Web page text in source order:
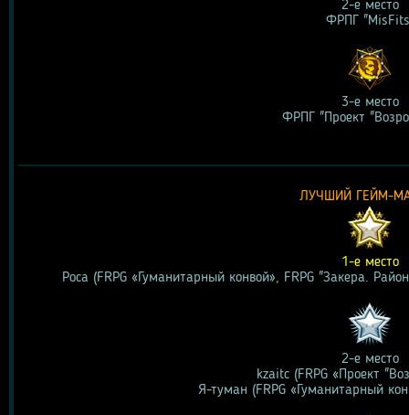
2-е место
ФРПГ
3-е место
ФРПГ "Проект
ЛУЧШИЙ ГЕЙМ-
1-е место
Роса (FRPG «Гуманитарный конвой», FRPG "Закера.
2-е место
kzaitc (FRPG «Проект
Я-туман (FRPG «Гуманитарный